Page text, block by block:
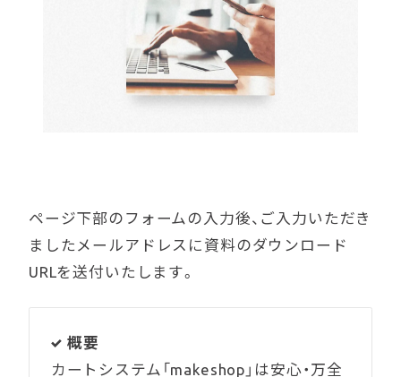
microCMS制作
オウンドメディア制
作
SNS運用代行
Works / Clients
制作実績
Download
資料ダウンロード
ページ下部のフォームの入力後、ご入力いただき
ましたメールアドレスに資料のダウンロード
URLを送付いたします。
概要
カートシステム「makeshop」は安心・万全